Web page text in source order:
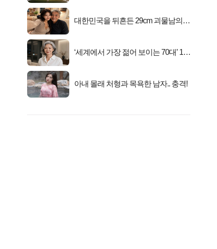
대한민국을 뒤흔든 29cm 괴물남의
‘세계에서 가장 젊어 보이는 70대’ 1위
아내 몰래 처형과 목욕한 남자.. 충격!